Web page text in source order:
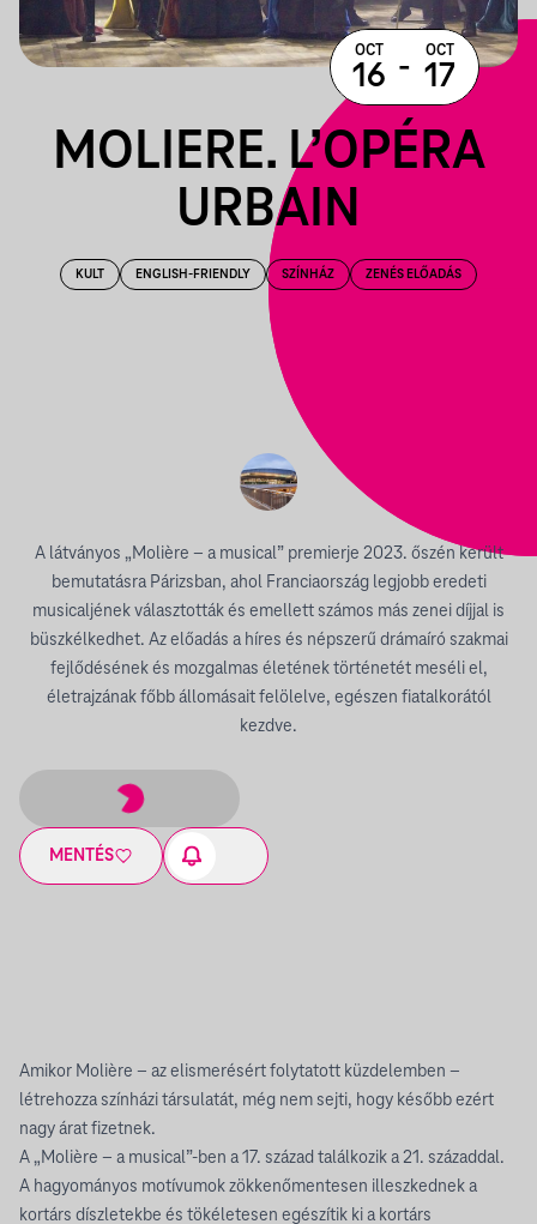
MOLIERE. L’OPÉRA
URBAIN
KULT ENGLISH-FRIENDLY SZÍNHÁZ ZENÉS ELŐADÁS
A látványos „Molière – a musical” premierje 2023. őszén került
bemutatásra Párizsban, ahol Franciaország legjobb eredeti
musicaljének választották és emellett számos más zenei díjjal is
büszkélkedhet. Az előadás a híres és népszerű drámaíró szakmai
fejlődésének és mozgalmas életének történetét meséli el,
életrajzának főbb állomásait felölelve, egészen fiatalkorától
kezdve.
MENTÉS
OCT
16 - OCT
17
Amikor Molière – az elismerésért folytatott küzdelemben –
létrehozza színházi társulatát, még nem sejti, hogy később ezért
nagy árat fizetnek.
A „Molière – a musical”-ben a 17. század találkozik a 21. századdal.
A hagyományos motívumok zökkenőmentesen illeszkednek a
kortárs díszletekbe és tökéletesen egészítik ki a kortárs